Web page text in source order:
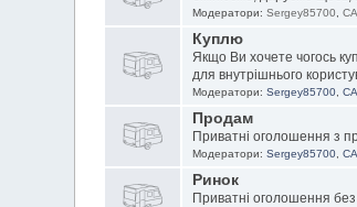
Модератори: Sergey85700
Куплю
Якщо Ви хочете чогось
для внутрішнього
Модератори: Sergey85700,
Продам
Приватні оголошення з
Модератори: Sergey85700,
Ринок
Приватні оголошення